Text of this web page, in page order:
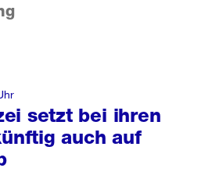
setzt bei ihren
auch auf